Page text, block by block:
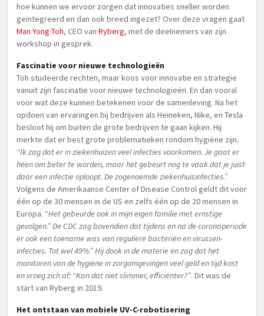
hoe kunnen we ervoor zorgen dat innovaties sneller worden
geïntegreerd en dan ook breed ingezet? Over deze vragen gaat
Man Yong Toh, CEO van Ryberg, met de deelnemers van zijn
workshop in gesprek.
Fascinatie voor nieuwe technologieën
Toh studeerde rechten, maar koos voor innovatie en strategie
vanuit zijn fascinatie voor nieuwe technologieën. En dan vooral
voor wat deze kunnen betekenen voor de samenleving. Na het
opdoen van ervaringen bij bedrijven als Heineken, Nike, en Tesla
besloot hij om buiten de grote bedrijven te gaan kijken. Hij
merkte dat er best grote problematieken rondom hygiëne zijn.
“Ik zag dat er in ziekenhuizen veel infecties voorkomen. Je gaat er
heen om beter te worden, maar het gebeurt nog te vaak dat je juist
daar een infectie oploopt. De zogenoemde ziekenhuisinfecties.”
Volgens de Amerikaanse Center of Disease Control geldt dit voor
één op de 30 mensen in de US en zelfs één op de 20 mensen in
Europa. “Het gebeurde ook in mijn eigen familie met ernstige
gevolgen.” De CDC zag bovendien dat tijdens en na de coronaperiode
er ook een toename was van reguliere bacteriën en virussen-
infecties. Tot wel 49%.” Hij dook in de materie en zag dat het
monitoren van de hygiëne in zorgomgevingen veel geld en tijd kost
en vroeg zich af: “Kan dat niet slimmer, efficiënter?”. Dit was de
start van Ryberg in 2019.
Het ontstaan van mobiele UV-C-robotisering